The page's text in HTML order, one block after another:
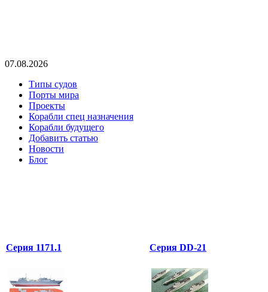
07.08.2026
Типы судов
Порты мира
Проекты
Корабли спец назначения
Корабли будущего
Добавить статью
Новости
Блог
Серия 1171.1 Серия DD-21